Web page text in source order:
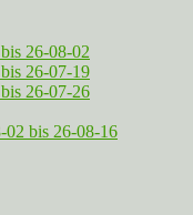
26-08-02
26-07-19
26-07-26
02 bis 26-08-16